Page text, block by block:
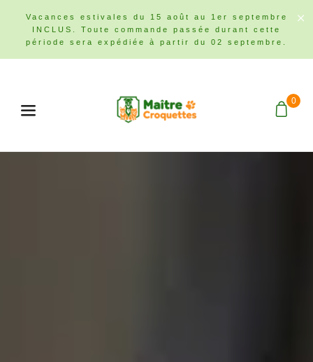
Vacances estivales du 15 août au 1er septembre
INCLUS. Toute commande passée durant cette
période sera expédiée à partir du 02 septembre.
0